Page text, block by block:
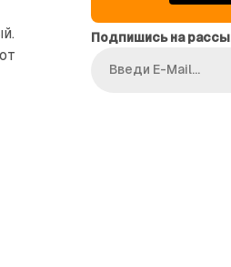
Подпишись на